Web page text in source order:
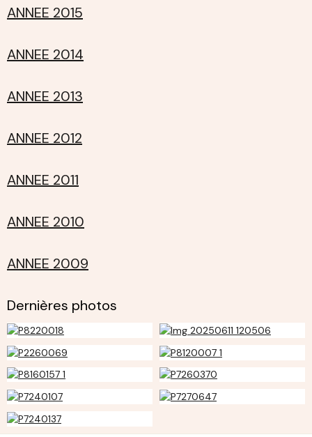
ANNEE 2015
ANNEE 2014
ANNEE 2013
ANNEE 2012
ANNEE 2011
ANNEE 2010
ANNEE 2009
Dernières photos